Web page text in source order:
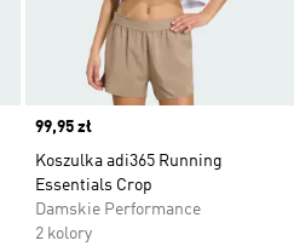
Price
99,95 zł
Koszulka adi365 Running
Essentials Crop
Damskie Performance
2 kolory